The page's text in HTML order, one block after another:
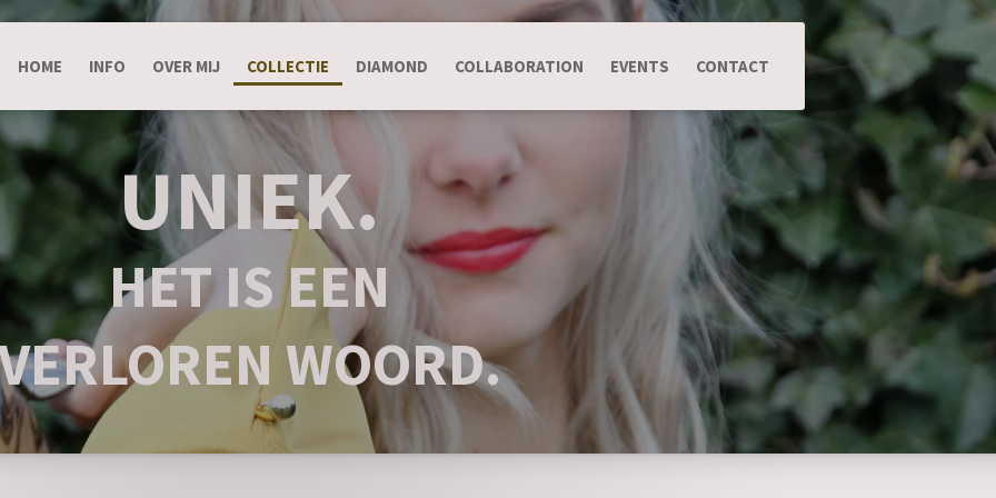
HOME INFO OVER MIJ COLLECTIE DIAMOND COLLABORATION EVENTS CONTACT
UNIEK.
HET IS EEN
WOORD.